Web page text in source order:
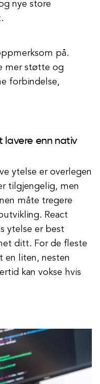
nye store
på.
mer støtte og
forbindelse,
enn nativ
ytelse er overlegen
tilgjengelig, men
måte tregere
React
ytelse er best
ditt. For de fleste
en liten, nesten
kan vokse hvis